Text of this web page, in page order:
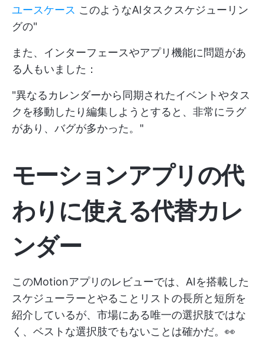
ユースケース このようなAIタスクスケジューリン
グの"
また、インターフェースやアプリ機能に問題があ
る人もいました：
"異なるカレンダーから同期されたイベントやタス
クを移動したり編集しようとすると、非常にラグ
があり、バグが多かった。"
モーションアプリの代
わりに使える代替カレ
ンダー
このMotionアプリのレビューでは、AIを搭載した
スケジューラーとやることリストの長所と短所を
紹介しているが、市場にある唯一の選択肢ではな
く、ベストな選択肢でもないことは確かだ。👀